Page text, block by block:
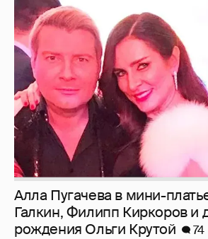
Алла Пугачева в мини-
Галкин, Филипп Киркоров и
рождения Ольги Крутой
74